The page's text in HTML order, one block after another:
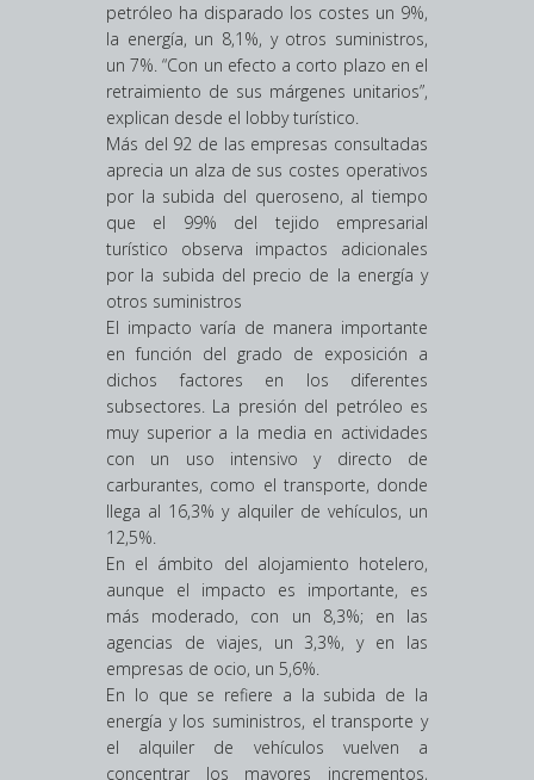
petróleo ha disparado los costes un 9%,
la energía, un 8,1%, y otros suministros,
un 7%. “Con un efecto a corto plazo en el
retraimiento de sus márgenes unitarios”,
explican desde el lobby turístico.
Más del 92 de las empresas consultadas
aprecia un alza de sus costes operativos
por la subida del queroseno, al tiempo
que el 99% del tejido empresarial
turístico observa impactos adicionales
por la subida del precio de la energía y
otros suministros
El impacto varía de manera importante
en función del grado de exposición a
dichos factores en los diferentes
subsectores. La presión del petróleo es
muy superior a la media en actividades
con un uso intensivo y directo de
carburantes, como el transporte, donde
llega al 16,3% y alquiler de vehículos, un
12,5%.
En el ámbito del alojamiento hotelero,
aunque el impacto es importante, es
más moderado, con un 8,3%; en las
agencias de viajes, un 3,3%, y en las
empresas de ocio, un 5,6%.
En lo que se refiere a la subida de la
energía y los suministros, el transporte y
el alquiler de vehículos vuelven a
concentrar los mayores incrementos,